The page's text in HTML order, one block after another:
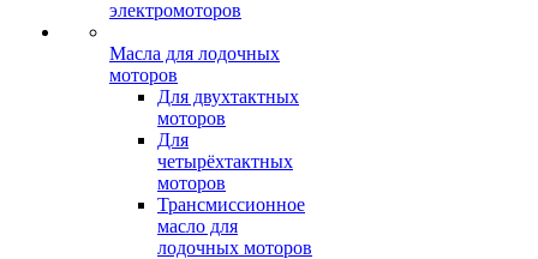
электромоторов
Масла для лодочных
моторов
Для двухтактных
моторов
Для
четырёхтактных
моторов
Трансмиссионное
масло для
лодочных моторов